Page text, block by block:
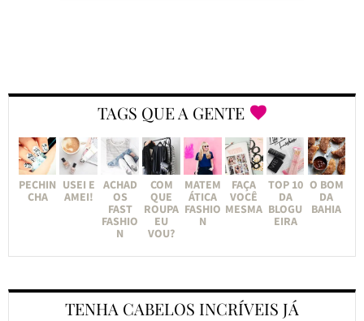
TAGS QUE A GENTE
PECHIN
CHA
USEI E
AMEI!
ACHAD
OS
FAST
FASHIO
N
COM
QUE
ROUPA
EU
VOU?
MATEM
ÁTICA
FASHIO
N
FAÇA
VOCÊ
MESMA
TOP 10
DA
BLOGU
EIRA
O BOM
DA
BAHIA
TENHA CABELOS INCRÍVEIS JÁ